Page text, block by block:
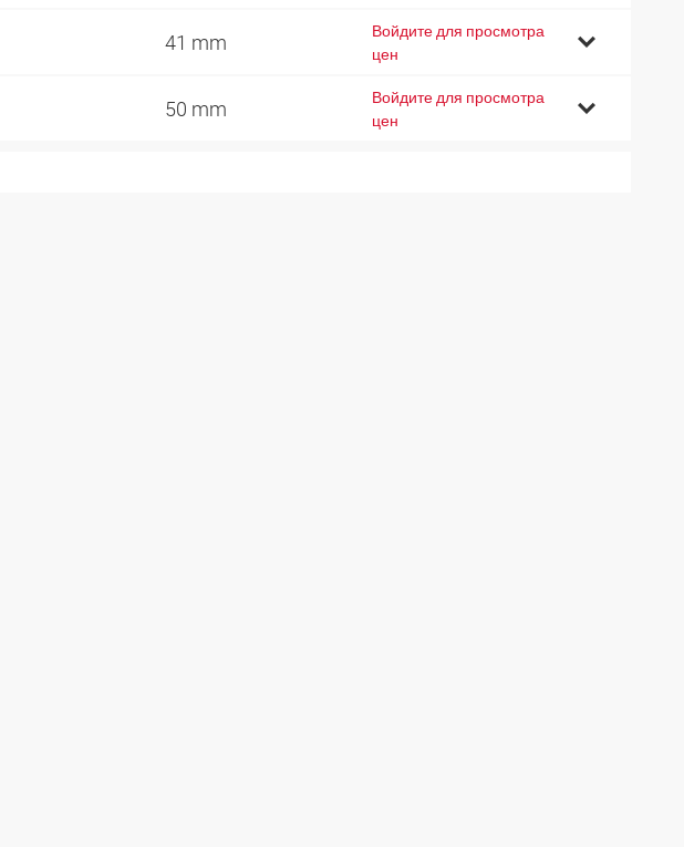
41 mm
Войдите для просмотра
цен
50 mm
Войдите для просмотра
цен